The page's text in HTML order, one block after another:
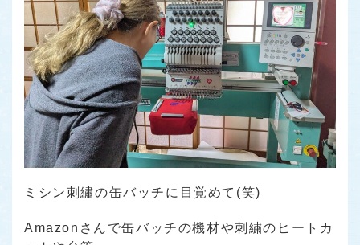
ミシン刺繡の缶バッチに目覚めて(笑)
Amazonさんで缶バッチの機材や刺繍のヒートカ